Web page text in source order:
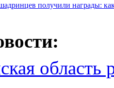
получили награды: